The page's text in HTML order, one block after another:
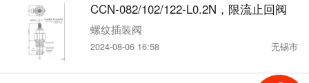
CCN-082/102/122-L0.2N，限流止回阀
螺纹插装阀
2024-08-06 16:58 无锡市